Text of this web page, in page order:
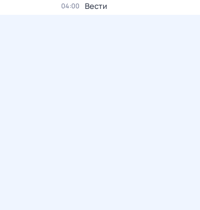
04:00 Вести